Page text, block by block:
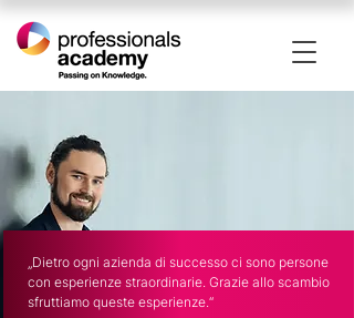
„Dietro ogni azienda di successo ci sono persone
con esperienze straordinarie. Grazie allo scambio
sfruttiamo queste esperienze.“